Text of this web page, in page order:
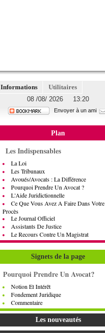
Informations
Utilitaires
08 /08/ 2026 13:20
Envoyer à un ami
Plan
Les Indispensables
La Loi
Les Tribunaux
Avoués/Avocats : La Différence
Pourquoi Prendre Un Avocat ?
L'Aide Juridictionnelle
Ce Que Vous Avez A Faire Dans Votre
Procès
Le Journal Officiel
Assistants De Justice
Le Recours Contre Un Magistrat
Signets de la page
Pourquoi Prendre Un Avocat?
Notion Et Intérêt
Fondement Juridique
Commentaire
Les nouveautés